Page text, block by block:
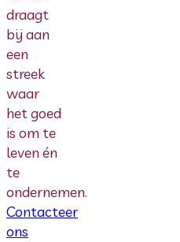
draagt
bij aan
een
streek
waar
het goed
is om te
leven én
te
ondernemen.
Contacteer
ons